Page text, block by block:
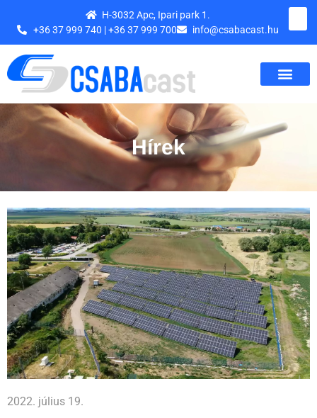
H-3032 Apc, Ipari park 1.
+36 37 999 740 | +36 37 999 700
info@csabacast.hu
Hírek
2022. július 19.